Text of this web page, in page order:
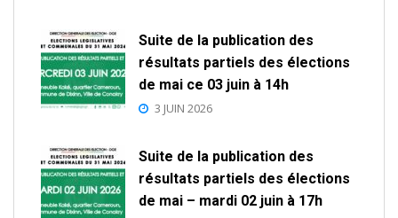
Suite de la publication des
résultats partiels des élections
de mai ce 03 juin à 14h
3 JUIN 2026
Suite de la publication des
résultats partiels des élections
de mai – mardi 02 juin à 17h